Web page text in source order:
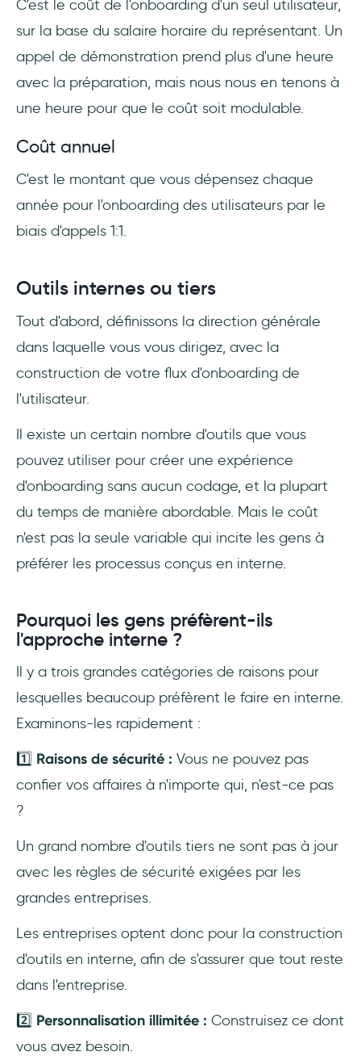
C'est le coût de l'onboarding d'un seul utilisateur,
sur la base du salaire horaire du représentant. Un
appel de démonstration prend plus d'une heure
avec la préparation, mais nous nous en tenons à
une heure pour que le coût soit modulable.
Coût annuel
C'est le montant que vous dépensez chaque
année pour l'onboarding des utilisateurs par le
biais d'appels 1:1.
Outils internes ou tiers
Tout d'abord, définissons la direction générale
dans laquelle vous vous dirigez, avec la
construction de votre flux d'onboarding de
l'utilisateur.
Il existe un certain nombre d'outils que vous
pouvez utiliser pour créer une expérience
d'onboarding sans aucun codage, et la plupart
du temps de manière abordable. Mais le coût
n'est pas la seule variable qui incite les gens à
préférer les processus conçus en interne.
Pourquoi les gens préfèrent-ils
l'approche interne ?
Il y a trois grandes catégories de raisons pour
lesquelles beaucoup préfèrent le faire en interne.
Examinons-les rapidement :
1️⃣ Raisons de sécurité : Vous ne pouvez pas
confier vos affaires à n'importe qui, n'est-ce pas
?
Un grand nombre d'outils tiers ne sont pas à jour
avec les règles de sécurité exigées par les
grandes entreprises.
Les entreprises optent donc pour la construction
d'outils en interne, afin de s'assurer que tout reste
dans l'entreprise.
2️⃣ Personnalisation illimitée : Construisez ce dont
vous avez besoin.